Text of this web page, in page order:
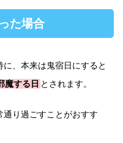
た場合
、本来は鬼宿日にすると
魔する日 とされます。
り過ごすことがおすす